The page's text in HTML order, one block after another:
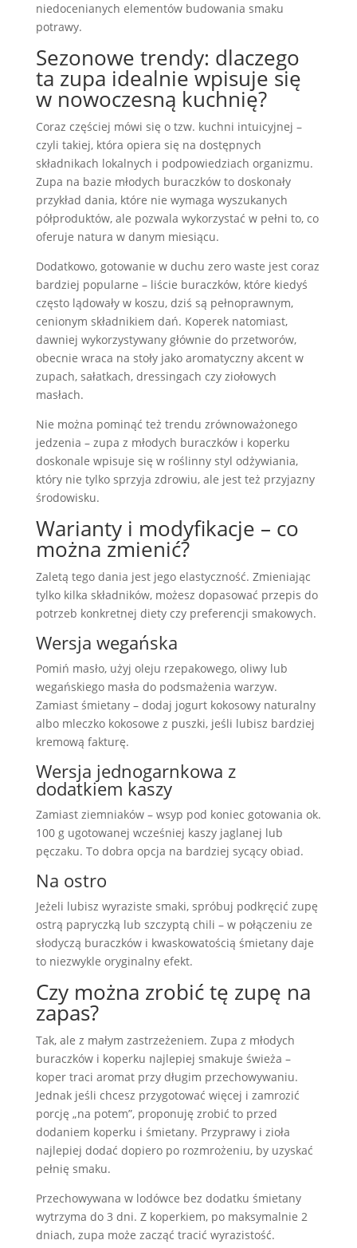
niedocenianych elementów budowania smaku
potrawy.
Sezonowe trendy: dlaczego
ta zupa idealnie wpisuje się
w nowoczesną kuchnię?
Coraz częściej mówi się o tzw. kuchni intuicyjnej –
czyli takiej, która opiera się na dostępnych
składnikach lokalnych i podpowiedziach organizmu.
Zupa na bazie młodych buraczków to doskonały
przykład dania, które nie wymaga wyszukanych
półproduktów, ale pozwala wykorzystać w pełni to, co
oferuje natura w danym miesiącu.
Dodatkowo, gotowanie w duchu zero waste jest coraz
bardziej popularne – liście buraczków, które kiedyś
często lądowały w koszu, dziś są pełnoprawnym,
cenionym składnikiem dań. Koperek natomiast,
dawniej wykorzystywany głównie do przetworów,
obecnie wraca na stoły jako aromatyczny akcent w
zupach, sałatkach, dressingach czy ziołowych
masłach.
Nie można pominąć też trendu zrównoważonego
jedzenia – zupa z młodych buraczków i koperku
doskonale wpisuje się w roślinny styl odżywiania,
który nie tylko sprzyja zdrowiu, ale jest też przyjazny
środowisku.
Warianty i modyfikacje – co
można zmienić?
Zaletą tego dania jest jego elastyczność. Zmieniając
tylko kilka składników, możesz dopasować przepis do
potrzeb konkretnej diety czy preferencji smakowych.
Wersja wegańska
Pomiń masło, użyj oleju rzepakowego, oliwy lub
wegańskiego masła do podsmażenia warzyw.
Zamiast śmietany – dodaj jogurt kokosowy naturalny
albo mleczko kokosowe z puszki, jeśli lubisz bardziej
kremową fakturę.
Wersja jednogarnkowa z
dodatkiem kaszy
Zamiast ziemniaków – wsyp pod koniec gotowania ok.
100 g ugotowanej wcześniej kaszy jaglanej lub
pęczaku. To dobra opcja na bardziej sycący obiad.
Na ostro
Jeżeli lubisz wyraziste smaki, spróbuj podkręcić zupę
ostrą papryczką lub szczyptą chili – w połączeniu ze
słodyczą buraczków i kwaskowatością śmietany daje
to niezwykle oryginalny efekt.
Czy można zrobić tę zupę na
zapas?
Tak, ale z małym zastrzeżeniem. Zupa z młodych
buraczków i koperku najlepiej smakuje świeża –
koper traci aromat przy długim przechowywaniu.
Jednak jeśli chcesz przygotować więcej i zamrozić
porcję „na potem”, proponuję zrobić to przed
dodaniem koperku i śmietany. Przyprawy i zioła
najlepiej dodać dopiero po rozmrożeniu, by uzyskać
pełnię smaku.
Przechowywana w lodówce bez dodatku śmietany
wytrzyma do 3 dni. Z koperkiem, po maksymalnie 2
dniach, zupa może zacząć tracić wyrazistość.